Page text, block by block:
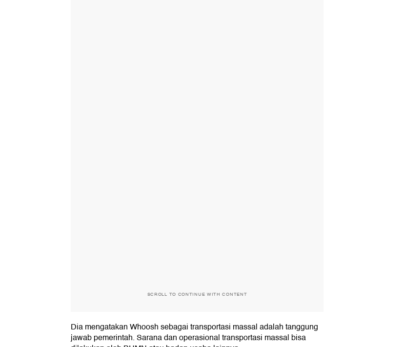
SCROLL TO CONTINUE WITH CONTENT
Dia mengatakan Whoosh sebagai transportasi massal adalah tanggung
jawab pemerintah. Sarana dan operasional transportasi massal bisa